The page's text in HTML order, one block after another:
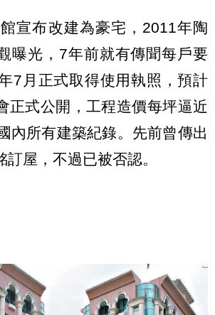
宣布改建為豪宅，2011年陶
曝光，7年前就有傳聞每戶要
7月正式取得使用執照，預計
正式公開，工程造價每坪逼近
內所有建築紀錄。先前曾傳出
屋，不過已被否認。